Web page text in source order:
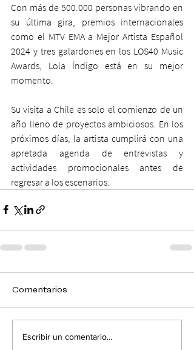
Con más de 500.000 personas vibrando en
su última gira, premios internacionales
como el MTV EMA a Mejor Artista Español
2024 y tres galardones en los LOS40 Music
Awards, Lola Índigo está en su mejor
momento.
Su visita a Chile es solo el comienzo de un
año lleno de proyectos ambiciosos. En los
próximos días, la artista cumplirá con una
apretada agenda de entrevistas y
actividades promocionales antes de
regresar a los escenarios.
Comentarios
Escribir un comentario...